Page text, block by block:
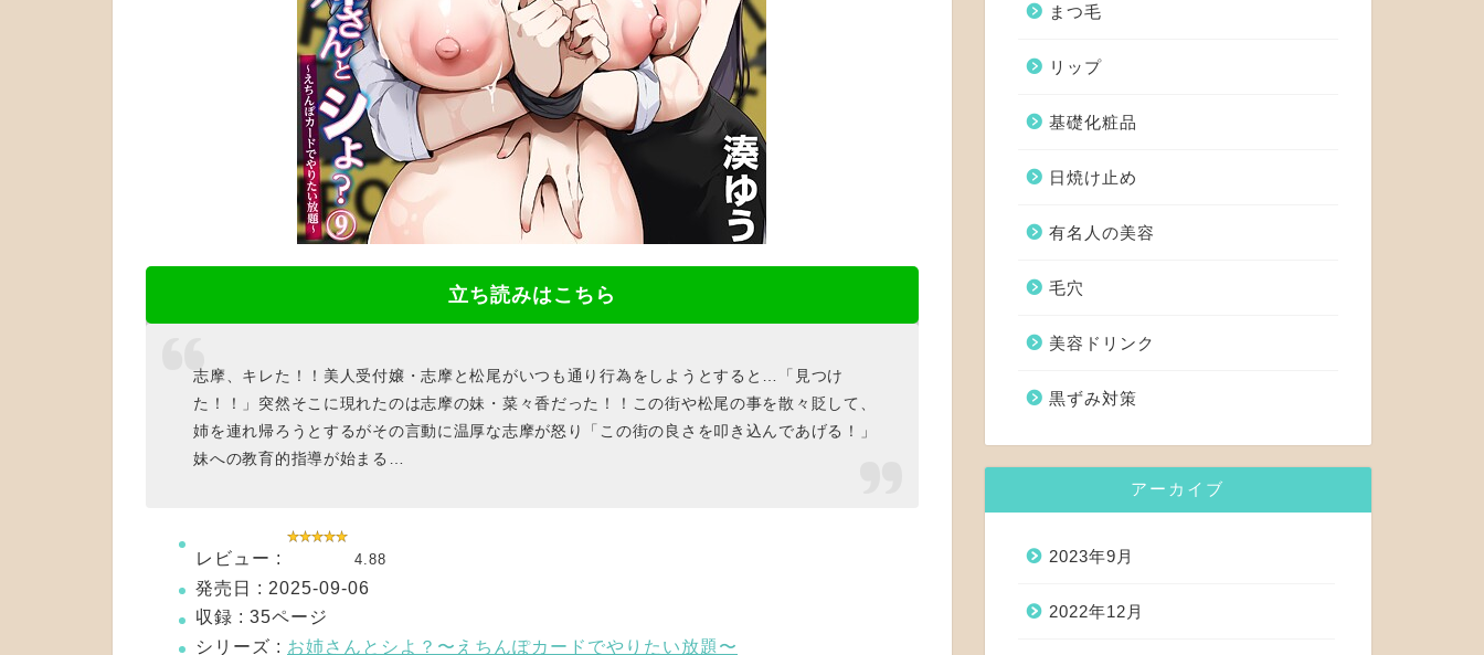
立ち読みはこちら
志摩、キレた！！美人受付嬢・志摩と松尾がいつも通り行為をしようとすると…「見つけ
た！！」突然そこに現れたのは志摩の妹・菜々香だった！！この街や松尾の事を散々貶して、
姉を連れ帰ろうとするがその言動に温厚な志摩が怒り「この街の良さを叩き込んであげる！」
妹への教育的指導が始まる…
レビュー : 4.88
発売日 : 2025-09-06
収録 : 35ページ
シリーズ : お姉さんとシよ？〜えちんぽカードでやりたい放題〜
まつ毛
リップ
基礎化粧品
日焼け止め
有名人の美容
毛穴
美容ドリンク
黒ずみ対策
アーカイブ
2023年9月
2022年12月